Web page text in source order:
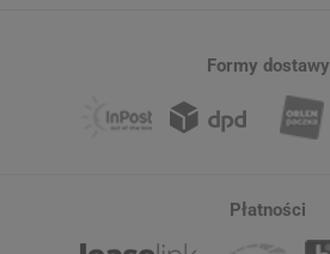
Formy dostawy
Płatności